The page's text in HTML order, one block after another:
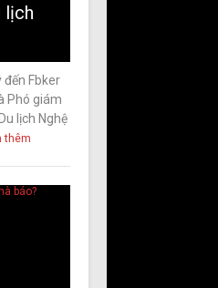
lịch
Fbker
Phó giám
lịch Nghệ
thêm